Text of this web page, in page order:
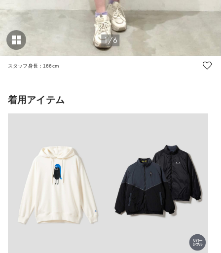
1/6
スタッフ身長：166cm
着用アイテム